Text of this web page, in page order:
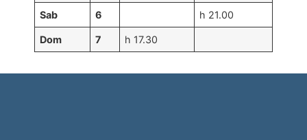
Sab 6 h 21.00
Dom 7 h 17.30